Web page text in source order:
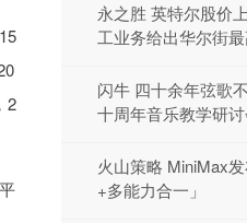
2
永之胜 英特尔股价
工业务给出华尔街
闪牛 四十余年弦歌
十周年音乐教学研
火山策略 MiniMax
+多能力合一」